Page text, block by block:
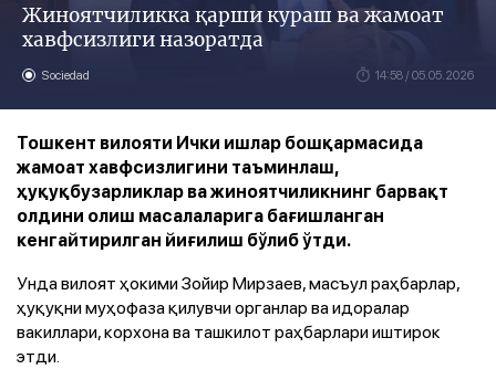
Жиноятчиликка қарши кураш ва жамоат
хавфсизлиги назоратда
Sociedad 14:58 / 05.05.2026
Тошкент вилояти Ички ишлар бошқармасида
жамоат хавфсизлигини таъминлаш,
ҳуқуқбузарликлар ва жиноятчиликнинг барвақт
олдини олиш масалаларига бағишланган
кенгайтирилган йиғилиш бўлиб ўтди.
Унда вилоят ҳокими Зойир Мирзаев, масъул раҳбарлар,
ҳуқуқни муҳофаза қилувчи органлар ва идоралар
вакиллари, корхона ва ташкилот раҳбарлари иштирок
этди.